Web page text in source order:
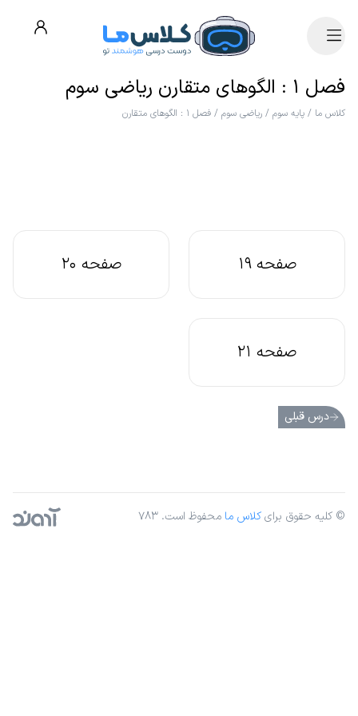
فصل ۱ : الگوهای متقارن ریاضی سوم
کلاس ما / پایه سوم / ریاضی سوم / فصل ۱ : الگوهای متقارن
صفحه 19 صفحه 20
صفحه 21
درس قبلی
© کلیه حقوق برایکلاس ما محفوظ است. ۷۸۳